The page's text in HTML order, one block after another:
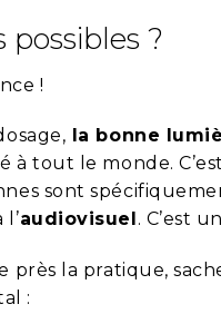
possibles ?
!
la bonne
à tout le monde.
sont
audiovisuel . C’est
près la pratique,
: